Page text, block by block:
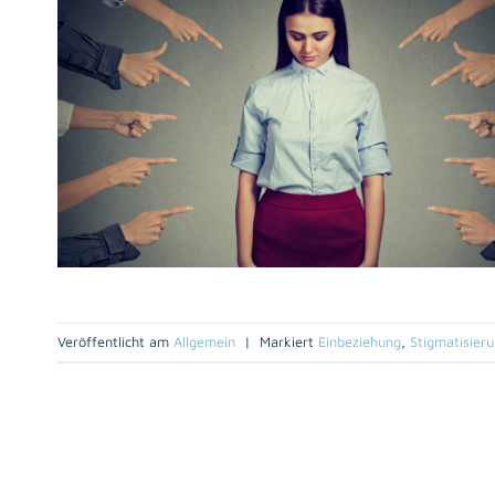
Veröffentlicht am Allgemein | Markiert Einbeziehung